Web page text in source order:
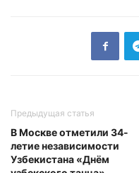
Предыдущая статья
В Москве отметили 34-
летие независимости
Узбекистана «Днём